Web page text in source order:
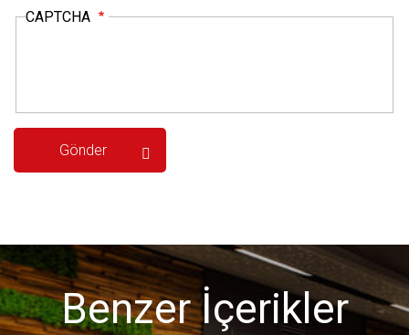
CAPTCHA
Benzer İçerikler